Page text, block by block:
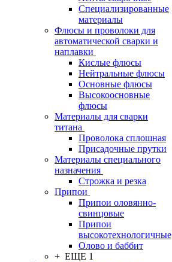
Специализированные
материалы
Флюсы и проволоки для
автоматической сварки и
наплавки
Кислые флюсы
Нейтральные флюсы
Основные флюсы
Высокоосновные
флюсы
Материалы для сварки
титана
Проволока сплошная
Присадочные прутки
Материалы специального
назначения
Строжка и резка
Припои
Припои оловянно-
свинцовые
Припои
высокотехнологичные
Олово и баббит
+ ЕЩЕ 1